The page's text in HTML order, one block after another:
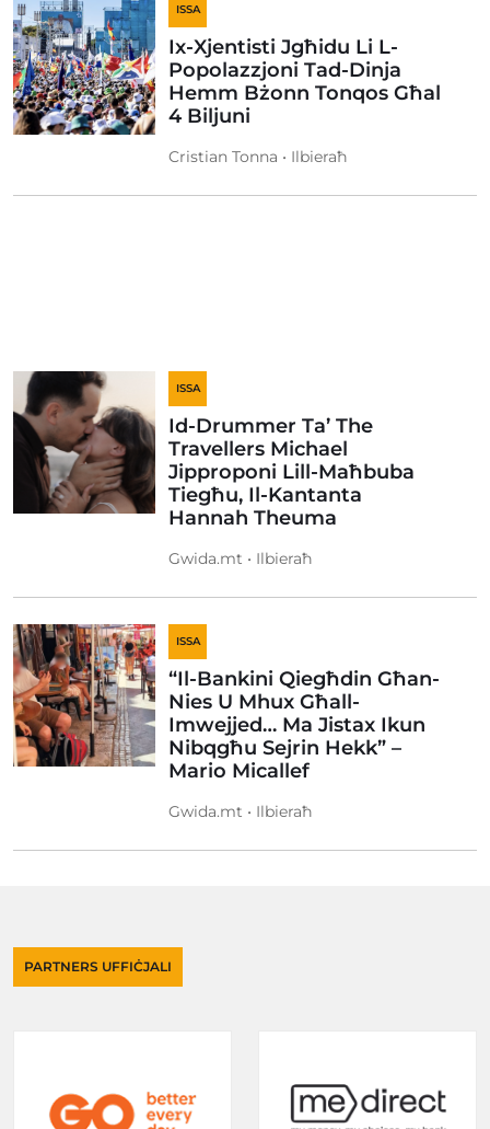
ISSA
Ix-Xjentisti Jgħidu Li L-
Popolazzjoni Tad-Dinja
Hemm Bżonn Tonqos Għal
4 Biljuni
Cristian Tonna • Ilbieraħ
ISSA
Id-Drummer Ta’ The
Travellers Michael
Jipproponi Lill-Maħbuba
Tiegħu, Il-Kantanta
Hannah Theuma
Gwida.mt • Ilbieraħ
ISSA
“Il-Bankini Qiegħdin Għan-
Nies U Mhux Għall-
Imwejjed… Ma Jistax Ikun
Nibqgħu Sejrin Hekk” –
Mario Micallef
Gwida.mt • Ilbieraħ
PARTNERS UFFIĊJALI